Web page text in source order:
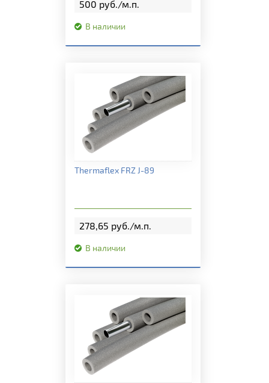
500 руб./м.п.
В наличии
Подробная информация
Thermaflex FRZ J-89
278,65 руб./м.п.
В наличии